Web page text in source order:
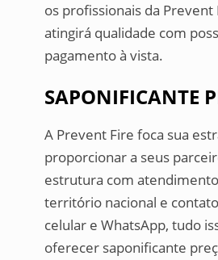
os profissionais da Prevent
atingirá qualidade com
pagamento à vista.
SAPONIFICANTE
A Prevent Fire foca sua
proporcionar a seus
estrutura com
território nacional e
celular e WhatsApp, tudo
oferecer saponificante